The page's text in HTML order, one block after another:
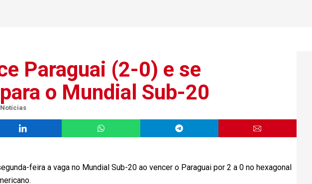
Paraguai (2-0) e se
o Mundial Sub-20
Notícias
feira a vaga no Mundial Sub-20 ao vencer o Paraguai por 2 a 0 no hexagonal